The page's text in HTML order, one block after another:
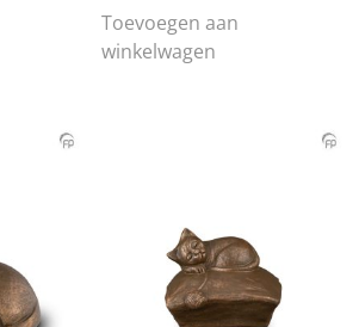
Toevoegen aan
winkelwagen